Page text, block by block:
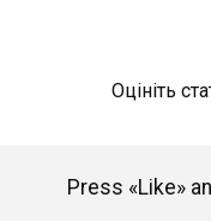
Оцініть
Press «Like»